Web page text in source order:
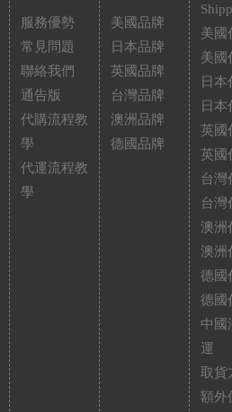
服務優勢
常見問題
聯絡我們
通告版
代購流程教
學
代運流程教
學
美國品牌
日本品牌
英國品牌
台灣品牌
澳洲品牌
德國品牌
美國
美國
日本
日本
英國
英國
台灣
台灣
澳洲
澳洲
德國
德國
中國
運
取貨
額外